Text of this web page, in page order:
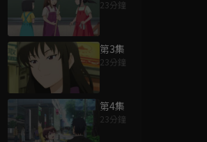
23分鐘
第3集
23分鐘
第4集
23分鐘